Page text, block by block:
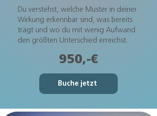
Du verstehst, welche Muster in deiner
Wirkung erkennbar sind, was bereits
trägt und wo du mit wenig Aufwand
den größten Unterschied erreichst.
950,-€
Buche jetzt